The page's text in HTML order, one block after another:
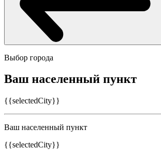
Выбор города
Ваш населенный пункт
{{selectedCity}}
Ваш населенный пункт
{{selectedCity}}